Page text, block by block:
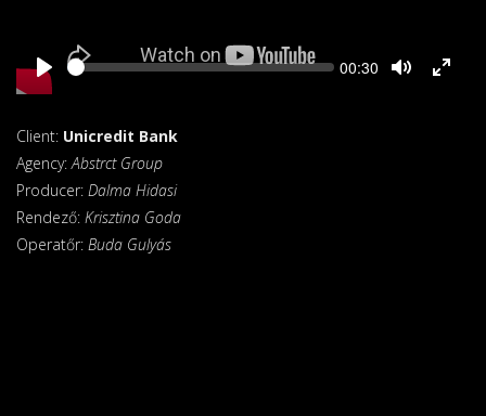
Seek Current
00:30
Client: Unicredit Bank
Agency: Abstrct Group
Producer: Dalma Hidasi
Rendező: Krisztina Goda
Operatőr: Buda Gulyás